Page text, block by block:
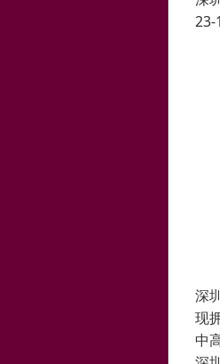
23-
深
现
中